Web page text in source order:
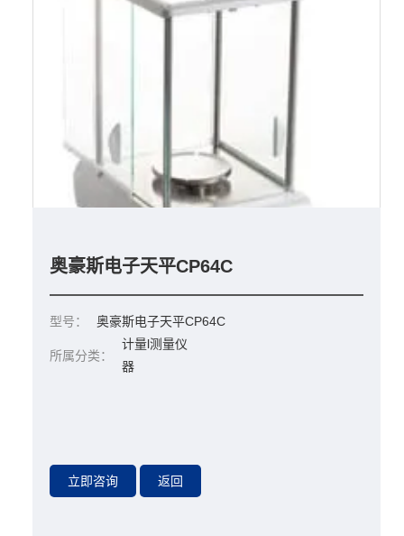
奥豪斯电子天平CP64C
型号： 奥豪斯电子天平CP64C
所属分类：
计量l测量仪
器